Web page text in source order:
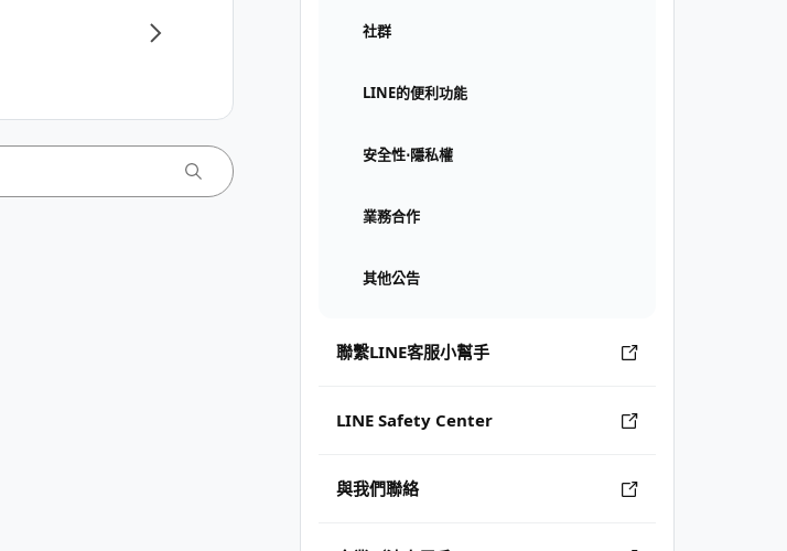
社群
LINE的便利功能
安全性⋅隱私權
業務合作
其他公告
聯繫LINE客服小幫手
LINE Safety Center
與我們聯絡